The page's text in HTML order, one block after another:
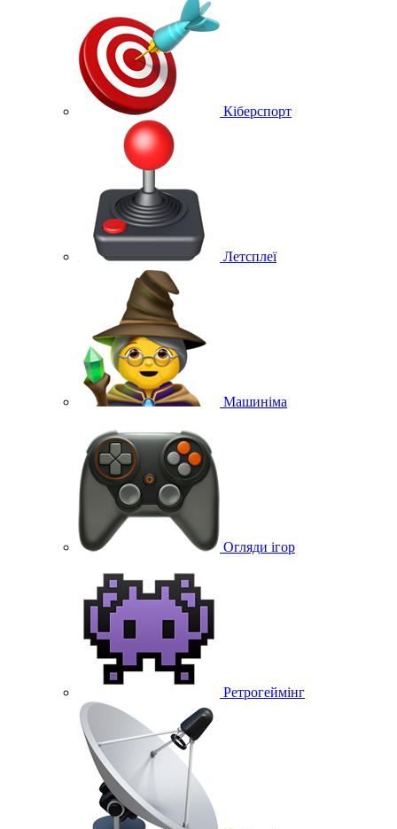
Кіберспорт
Летсплеї
Машиніма
Огляди ігор
Ретрогеймінг